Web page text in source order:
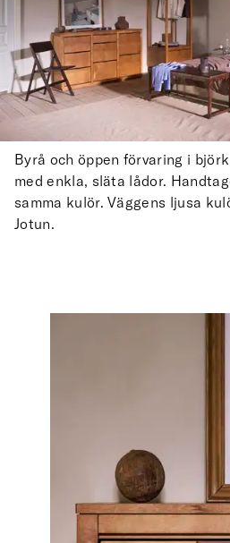
Byrå och öppen förvaring i
med enkla, släta lådor.
samma kulör. Väggens ljusa
Jotun.